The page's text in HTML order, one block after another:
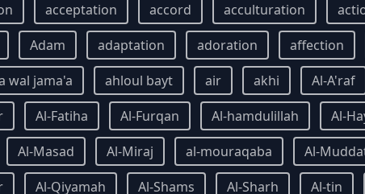
acceptation accord acculturation
Adam adaptation adoration affection
wal jama'a ahloul bayt air akhi Al-A'raf
Al-Fatiha Al-Furqan Al-hamdulillah Al-
Al-Masad Al-Miraj al-mouraqaba Al-
Al-Qiyamah Al-Shams Al-Sharh Al-tin